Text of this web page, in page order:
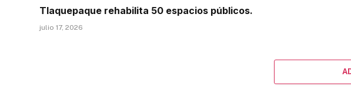
Tlaquepaque rehabilita 50 espacios públicos.
julio 17, 2026